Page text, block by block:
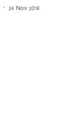
24 Nov 2018